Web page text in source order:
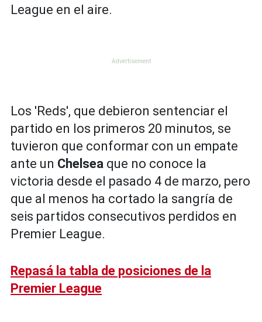
League en el aire.
Los 'Reds', que debieron sentenciar el
partido en los primeros 20 minutos, se
tuvieron que conformar con un empate
ante un Chelsea que no conoce la
victoria desde el pasado 4 de marzo, pero
que al menos ha cortado la sangría de
seis partidos consecutivos perdidos en
Premier League.
Repasá la tabla de posiciones de la
Premier League